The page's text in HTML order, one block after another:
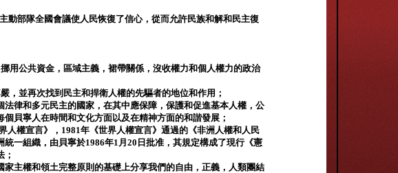
動部隊全國會議使人民恢復了信心，從而允許民族和解和民主復
用公共資金，區域主義，裙帶關係，沒收權力和個人權力的政治
，並再次找到民主和捍衛人權的先驅者的地位和作用；
律和多元民主的國家，在其中應保障，保護和促進基本人權，公
貝寧人在時間和文化方面以及在精神方面的和諧發展；
人權宣言》，1981年《世界人權宣言》通過的《非洲人權和人民
一組織，由貝寧於1986年1月20日批准，其規定構成了現行《憲
主權和領土完整原則的基礎上分享我們的自由，正義，人類團結